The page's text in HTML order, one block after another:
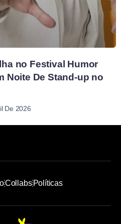
no Festival Humor
Noite De Stand-up no
De 2026
CollabsPolíticas